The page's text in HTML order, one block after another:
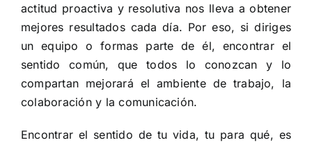
actitud proactiva y resolutiva nos lleva a obtener
mejores resultados cada día. Por eso, si diriges
un equipo o formas parte de él, encontrar el
sentido común, que todos lo conozcan y lo
compartan mejorará el ambiente de trabajo, la
colaboración y la comunicación.
Encontrar el sentido de tu vida, tu para qué, es